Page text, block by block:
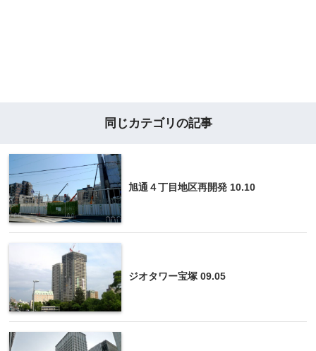
同じカテゴリの記事
旭通４丁目地区再開発 10.10
ジオタワー宝塚 09.05